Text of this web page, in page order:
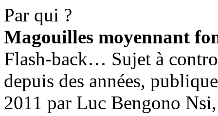
Par qui ?
Magouilles moyennant
Flash-back… Sujet à
depuis des années,
2011 par Luc Bengono